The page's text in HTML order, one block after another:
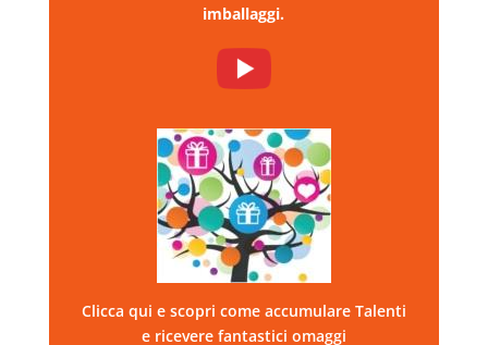
imballaggi.
Clicca qui e scopri come accumulare Talenti
e ricevere fantastici omaggi